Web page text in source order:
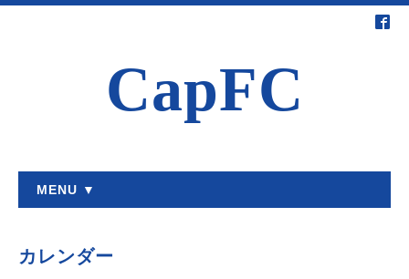
CapFC
MENU ▼
カレンダー